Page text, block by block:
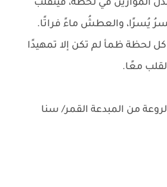
الموازين في لحظة، فينقلب
يُسرًا، والعطشُ ماءً فراتًا.
لحظة ظمأ لم تكن إلا تمهيدًا
معًا.
من المبدعة القمر/ سنا